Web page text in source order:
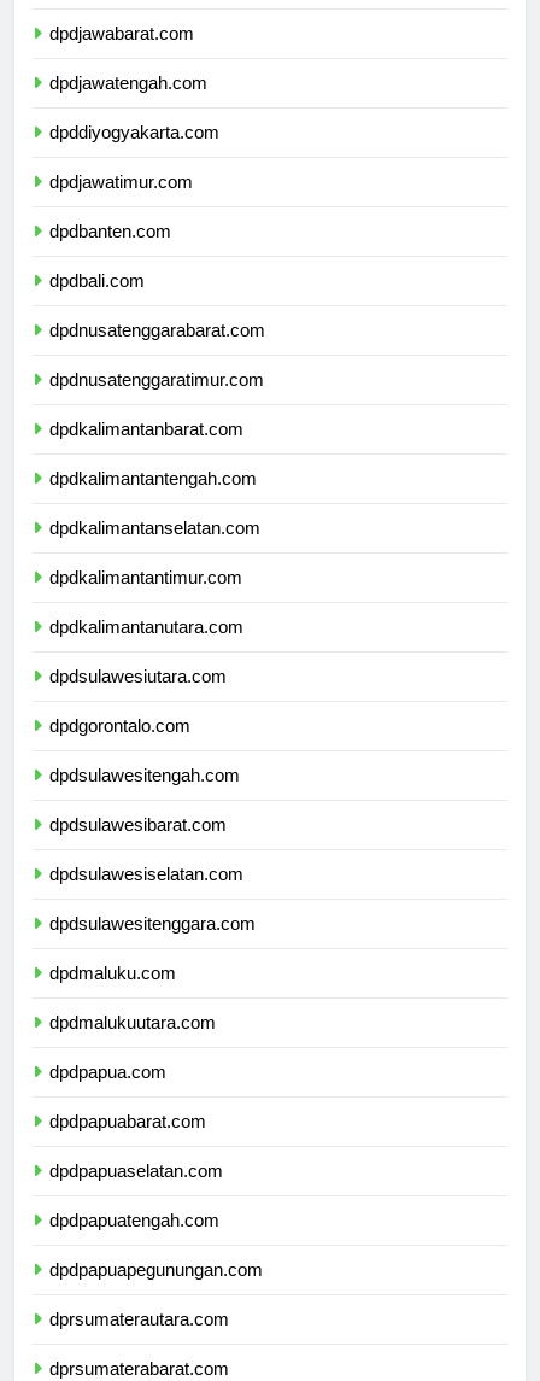
dpdjawabarat.com
dpdjawatengah.com
dpddiyogyakarta.com
dpdjawatimur.com
dpdbanten.com
dpdbali.com
dpdnusatenggarabarat.com
dpdnusatenggaratimur.com
dpdkalimantanbarat.com
dpdkalimantantengah.com
dpdkalimantanselatan.com
dpdkalimantantimur.com
dpdkalimantanutara.com
dpdsulawesiutara.com
dpdgorontalo.com
dpdsulawesitengah.com
dpdsulawesibarat.com
dpdsulawesiselatan.com
dpdsulawesitenggara.com
dpdmaluku.com
dpdmalukuutara.com
dpdpapua.com
dpdpapuabarat.com
dpdpapuaselatan.com
dpdpapuatengah.com
dpdpapuapegunungan.com
dprsumaterautara.com
dprsumaterabarat.com